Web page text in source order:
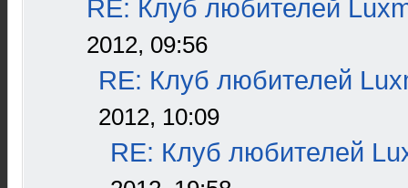
RE: Клуб любителей
2012, 09:56
RE: Клуб любителей
2012, 10:09
RE: Клуб любителей